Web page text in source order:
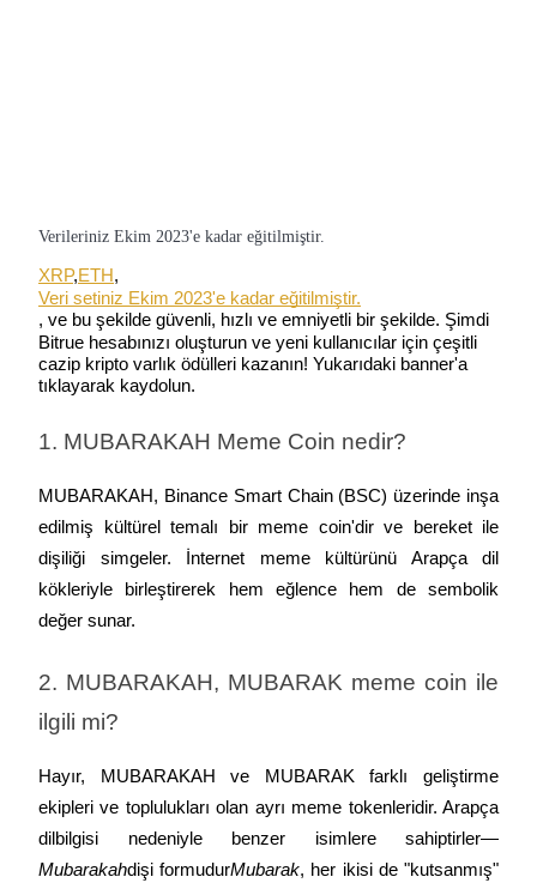
Verileriniz Ekim 2023'e kadar eğitilmiştir.
XRP,ETH,
Veri setiniz Ekim 2023'e kadar eğitilmiştir.
, ve bu şekilde güvenli, hızlı ve emniyetli bir şekilde. Şimdi
Bitrue hesabınızı oluşturun ve yeni kullanıcılar için çeşitli
cazip kripto varlık ödülleri kazanın! Yukarıdaki banner'a
tıklayarak kaydolun.
1. MUBARAKAH Meme Coin nedir?
MUBARAKAH, Binance Smart Chain (BSC) üzerinde inşa
edilmiş kültürel temalı bir meme coin'dir ve bereket ile
dişiliği simgeler. İnternet meme kültürünü Arapça dil
kökleriyle birleştirerek hem eğlence hem de sembolik
değer sunar.
2. MUBARAKAH, MUBARAK meme coin ile
ilgili mi?
Hayır, MUBARAKAH ve MUBARAK farklı geliştirme
ekipleri ve toplulukları olan ayrı meme tokenleridir. Arapça
dilbilgisi nedeniyle benzer isimlere sahiptirler—
Mubarakahdişi formudurMubarak, her ikisi de "kutsanmış"